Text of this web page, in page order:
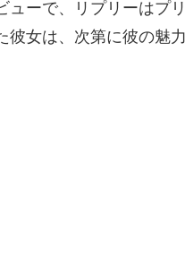
ューで、リプリーはプ
彼女は、次第に彼の魅